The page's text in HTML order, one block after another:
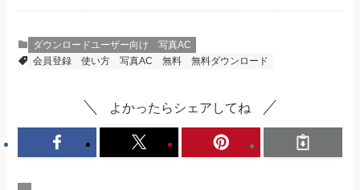
ダウンロードユーザー向け
写真AC
会員登録
使い方 写真AC 無料 無料ダウンロード
よかったらシェアしてね